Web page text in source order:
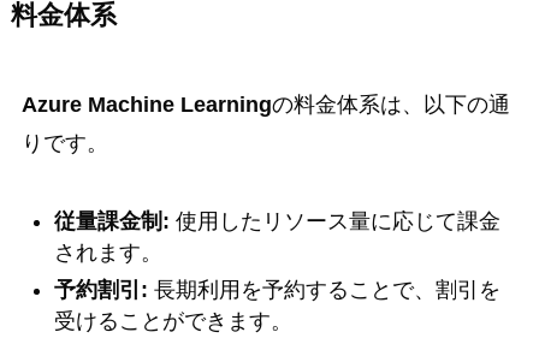
料金体系
Azure Machine Learningの料金体系は、以下の通
りです。
従量課金制: 使用したリソース量に応じて課金
されます。
予約割引: 長期利用を予約することで、割引を
受けることができます。